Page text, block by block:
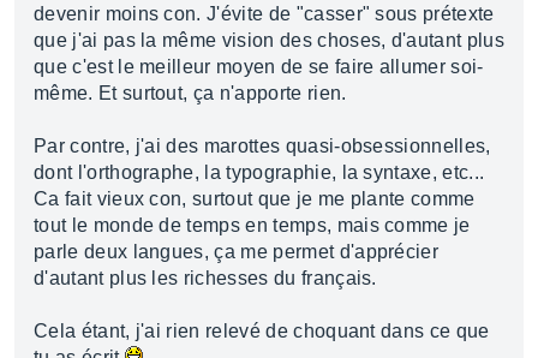
devenir moins con. J'évite de "casser" sous prétexte
que j'ai pas la même vision des choses, d'autant plus
que c'est le meilleur moyen de se faire allumer soi-
même. Et surtout, ça n'apporte rien.
Par contre, j'ai des marottes quasi-obsessionnelles,
dont l'orthographe, la typographie, la syntaxe, etc...
Ca fait vieux con, surtout que je me plante comme
tout le monde de temps en temps, mais comme je
parle deux langues, ça me permet d'apprécier
d'autant plus les richesses du français.
Cela étant, j'ai rien relevé de choquant dans ce que